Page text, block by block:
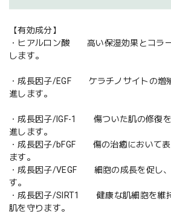
【有効成分】
・ヒアルロン酸 高い保湿効果とコラ
します。
・成長因子/EGF ケラチノサイトの増
進します。
・成長因子/IGF-1 傷ついた肌の修復を
進します。
・成長因子/bFGF 傷の治癒において表
ます。
・成長因子/VEGF 細胞の成長を促し
す。
・成長因子/SIRT1 健康な肌細胞を維
肌を守ります。